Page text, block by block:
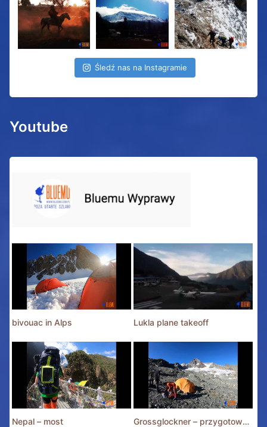
Śledź nas na Instagramie
Youtube
bivouac in Alps Lukla plane takeoff
Nepal – most Grossglockner – przygotowania